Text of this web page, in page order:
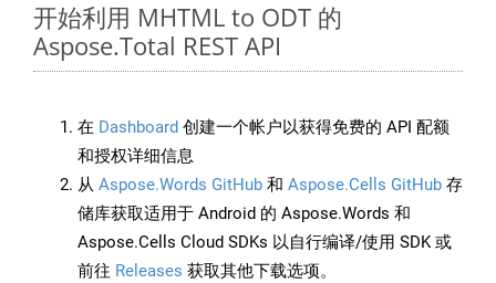
开始利用 MHTML to ODT 的
Aspose.Total REST API
在 Dashboard 创建一个帐户以获得免费的 API 配额
和授权详细信息
从 Aspose.Words GitHub 和 Aspose.Cells GitHub 存
储库获取适用于 Android 的 Aspose.Words 和
Aspose.Cells Cloud SDKs 以自行编译/使用 SDK 或
前往 Releases 获取其他下载选项。